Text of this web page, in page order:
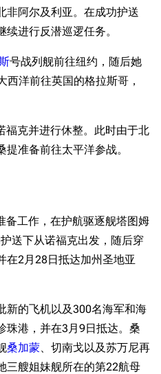
非阿尔及利亚。在成功护送
进行反潜巡逻任务。
号战列舰前往纽约，随后她
西洋前往英国的格拉斯哥，
福克并进行休整。此时由于北
准备前往太平洋参战。
备工作，在护航驱逐舰塔图姆
送下从诺福克出发，随后穿
在2月28日抵达加州圣地亚
新的飞机以及300名海军和海
珠港，并在3月9日抵达。桑
桑加蒙、切南戈以及苏万尼再
三艘姐妹舰所在的第22航母